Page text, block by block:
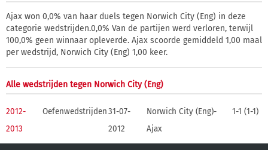
Ajax won 0,0% van haar duels tegen Norwich City (Eng) in deze
categorie wedstrijden.0,0% Van de partijen werd verloren, terwijl
100,0% geen winnaar opleverde. Ajax scoorde gemiddeld 1,00 maal
per wedstrijd, Norwich City (Eng) 1,00 keer.
Alle wedstrijden tegen Norwich City (Eng)
2012-
2013
Oefenwedstrijden31-07-
2012
Norwich City (Eng)-
Ajax
1-1 (1-1)